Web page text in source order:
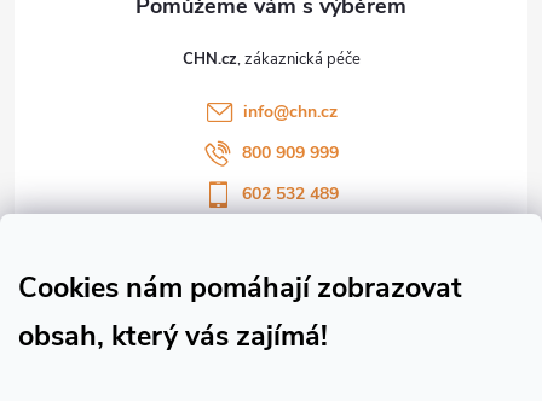
Cookies nám pomáhají zobrazovat
obsah, který vás zajímá!
CHN.cz
info@chn.cz
800 909 999
602 532 489
Sledujte náš vlog CHN_CZ